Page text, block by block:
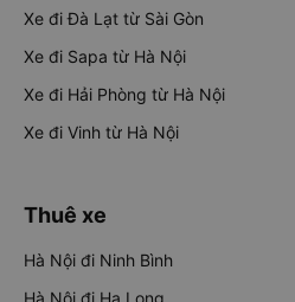
Xe đi Đà Lạt từ Sài Gòn
Xe đi Sapa từ Hà Nội
Xe đi Hải Phòng từ Hà Nội
Xe đi Vinh từ Hà Nội
Thuê xe
Hà Nội đi Ninh Bình
Hà Nội đi Hạ Long